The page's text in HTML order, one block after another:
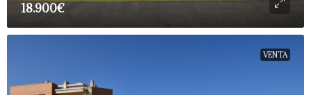
18.900€
VENTA